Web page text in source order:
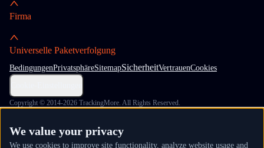
Firma
Universelle Paketverfolgung
BedingungenPrivatsphäreSitemapSicherheitVertrauenCookies
Copyright © 2014-2026 TrackingMore. All Rights Reserved.
We value your privacy
We use cookies to improve site functionality, analyze website usage and